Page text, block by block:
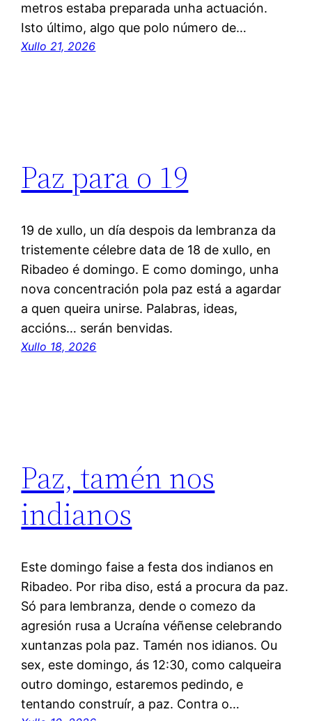
metros estaba preparada unha actuación.
Isto último, algo que polo número de…
Xullo 21, 2026
Paz para o 19
19 de xullo, un día despois da lembranza da
tristemente célebre data de 18 de xullo, en
Ribadeo é domingo. E como domingo, unha
nova concentración pola paz está a agardar
a quen queira unirse. Palabras, ideas,
accións… serán benvidas.
Xullo 18, 2026
Paz, tamén nos
indianos
Este domingo faise a festa dos indianos en
Ribadeo. Por riba diso, está a procura da paz.
Só para lembranza, dende o comezo da
agresión rusa a Ucraína véñense celebrando
xuntanzas pola paz. Tamén nos idianos. Ou
sex, este domingo, ás 12:30, como calqueira
outro domingo, estaremos pedindo, e
tentando construír, a paz. Contra o…